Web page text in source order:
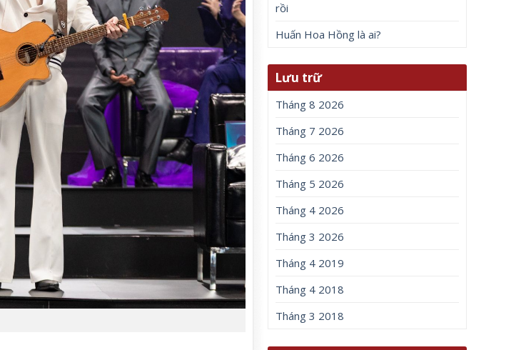
rồi
Huấn Hoa Hồng là ai?
Lưu trữ
Tháng 8 2026
Tháng 7 2026
Tháng 6 2026
Tháng 5 2026
Tháng 4 2026
Tháng 3 2026
Tháng 4 2019
Tháng 4 2018
Tháng 3 2018